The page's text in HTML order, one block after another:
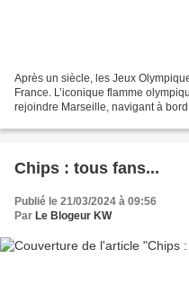
Après un siècle, les Jeux
France. L’iconique flamme
rejoindre Marseille, navigant à
Chips : tous fans...
Publié le 21/03/2024 à 09:56
Par Le Blogeur KW